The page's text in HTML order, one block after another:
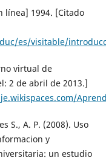
línea] 1994. [Citado
es/visitable/
virtual de
2 de abril de 2013.]
S., A. P. (2008). Uso
y
un estudio